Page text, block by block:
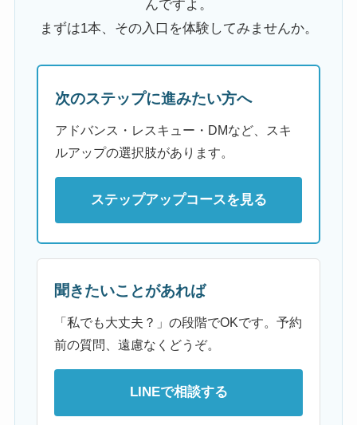
んですよ。
まずは1本、その入口を体験してみませんか。
次のステップに進みたい方へ
アドバンス・レスキュー・DMなど、スキ
ルアップの選択肢があります。
ステップアップコースを見る
聞きたいことがあれば
「私でも大丈夫？」の段階でOKです。予約
前の質問、遠慮なくどうぞ。
LINEで相談する